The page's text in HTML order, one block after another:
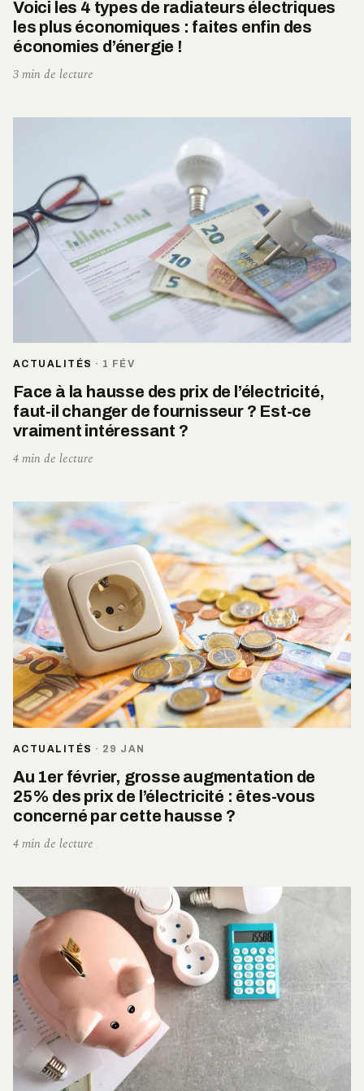
Voici les 4 types de radiateurs électriques
les plus économiques : faites enfin des
économies d’énergie !
3 min de lecture
ACTUALITÉS · 1 FÉV
Face à la hausse des prix de l’électricité,
faut-il changer de fournisseur ? Est-ce
vraiment intéressant ?
4 min de lecture
ACTUALITÉS · 29 JAN
Au 1er février, grosse augmentation de
25% des prix de l’électricité : êtes-vous
concerné par cette hausse ?
4 min de lecture